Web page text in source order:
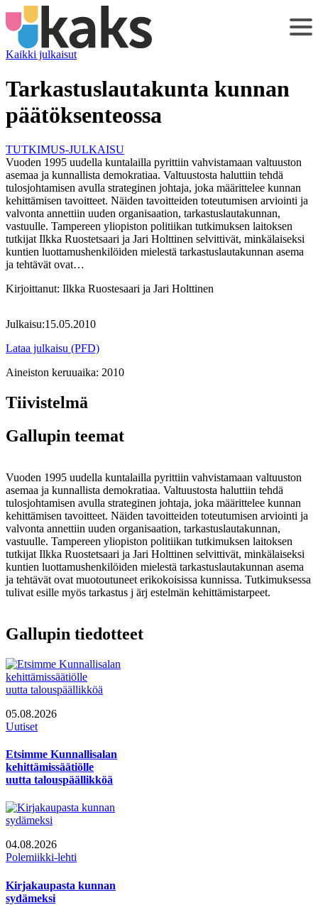
Siirry
sisältöön
Kaikki julkaisut
Tarkastuslautakunta kunnan
päätöksenteossa
TUTKIMUS-JULKAISU
Vuoden 1995 uudella kuntalailla pyrittiin vahvistamaan valtuuston
asemaa ja kunnallista demokratiaa. Valtuustosta haluttiin tehdä
tulosjohtamisen avulla strateginen johtaja, joka määrittelee kunnan
kehittämisen tavoitteet. Näiden tavoitteiden toteutumisen arviointi ja
valvonta annettiin uuden organisaation, tarkastuslautakunnan,
vastuulle. Tampereen yliopiston politiikan tutkimuksen laitoksen
tutkijat Ilkka Ruostetsaari ja Jari Holttinen selvittivät, minkälaiseksi
kuntien luottamushenkilöiden mielestä tarkastuslautakunnan asema
ja tehtävät ovat…
Kirjoittanut: Ilkka Ruostesaari ja Jari Holttinen
Julkaisu:15.05.2010
Lataa julkaisu (PFD)
Aineiston keruuaika: 2010
Tiivistelmä
Gallupin teemat
Vuoden 1995 uudella kuntalailla pyrittiin vahvistamaan valtuuston
asemaa ja kunnallista demokratiaa. Valtuustosta haluttiin tehdä
tulosjohtamisen avulla strateginen johtaja, joka määrittelee kunnan
kehittämisen tavoitteet. Näiden tavoitteiden toteutumisen arviointi ja
valvonta annettiin uuden organisaation, tarkastuslautakunnan,
vastuulle. Tampereen yliopiston politiikan tutkimuksen laitoksen
tutkijat Ilkka Ruostetsaari ja Jari Holttinen selvittivät, minkälaiseksi
kuntien luottamushenkilöiden mielestä tarkastuslautakunnan asema
ja tehtävät ovat muotoutuneet erikokoisissa kunnissa. Tutkimuksessa
tulivat esille myös tarkastus j ärj estelmän kehittämistarpeet.
Gallupin tiedotteet
05.08.2026
Uutiset
Etsimme Kunnallisalan
kehittämissäätiölle
uutta talouspäällikköä
04.08.2026
Polemiikki-lehti
Kirjakaupasta kunnan
sydämeksi